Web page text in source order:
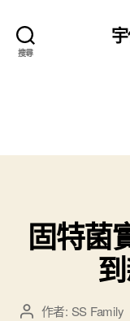
搜尋
固特菌
文 作者: SS Family